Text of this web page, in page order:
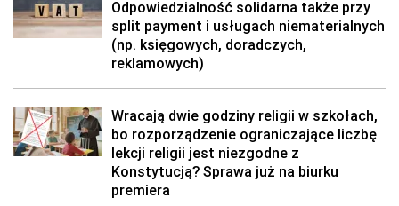
Odpowiedzialność solidarna także przy
split payment i usługach niematerialnych
(np. księgowych, doradczych,
reklamowych)
Wracają dwie godziny religii w szkołach,
bo rozporządzenie ograniczające liczbę
lekcji religii jest niezgodne z
Konstytucją? Sprawa już na biurku
premiera